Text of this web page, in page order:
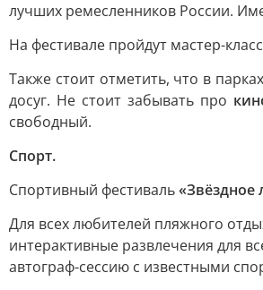
лучших ремесленников России.
На фестивале пройдут мастер-
Также стоит отметить, что в
досуг. Не стоит забывать про
свободный.
Спорт.
Спортивный фестиваль«Звёздное
Для всех любителей пляжного
интерактивные развлечения для
автограф-сессию с известными